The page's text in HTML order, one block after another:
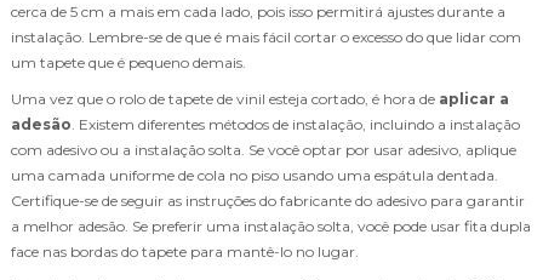
cerca de 5 cm a mais em cada lado, pois isso permitirá ajustes durante a
instalação. Lembre-se de que é mais fácil cortar o excesso do que lidar com
um tapete que é pequeno demais.
Uma vez que o rolo de tapete de vinil esteja cortado, é hora de aplicar a
adesão . Existem diferentes métodos de instalação, incluindo a instalação
com adesivo ou a instalação solta. Se você optar por usar adesivo, aplique
uma camada uniforme de cola no piso usando uma espátula dentada.
Certifique-se de seguir as instruções do fabricante do adesivo para garantir
a melhor adesão. Se preferir uma instalação solta, você pode usar fita dupla
face nas bordas do tapete para mantê-lo no lugar.